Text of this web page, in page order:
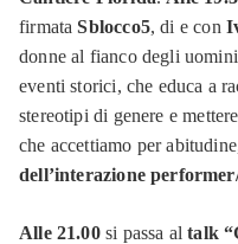
firmataSblocco5, di e con
donne al fianco degli
eventi storici, che educa a
stereotipi di genere e
che accettiamo per
dell’interazione
Alle 21.00si passa altalk